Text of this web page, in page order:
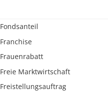
Fondsanteil
Franchise
Frauenrabatt
Freie Marktwirtschaft
Freistellungsauftrag